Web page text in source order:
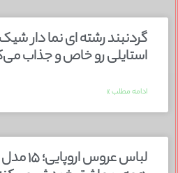
استایلی رو خاص و جذاب
ادامه مطلب »
لباس